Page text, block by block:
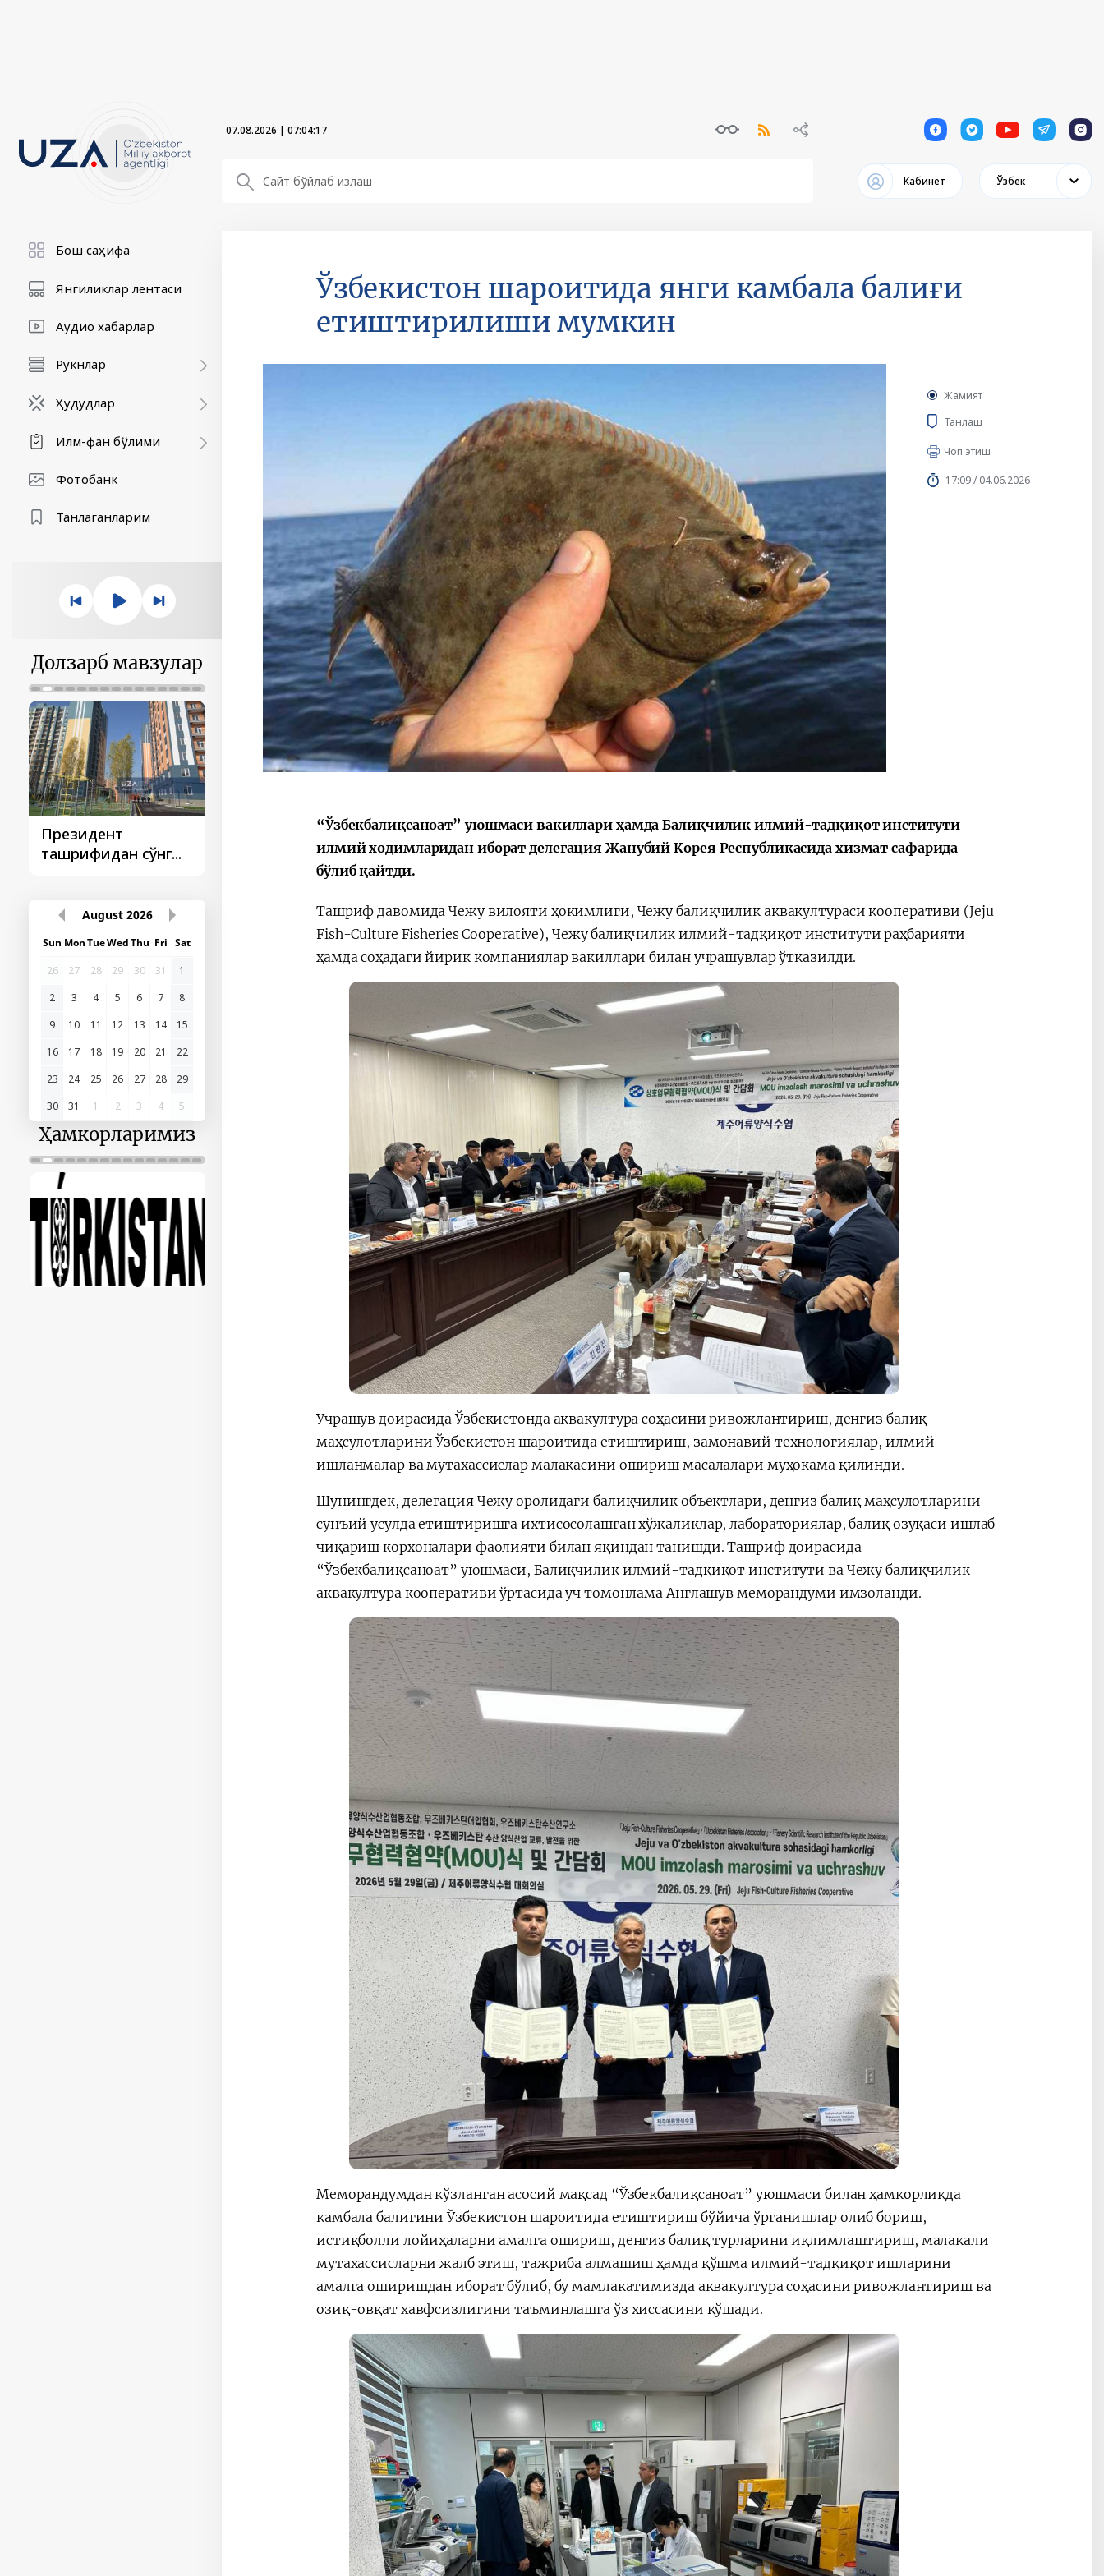
07.08.2026 | 07:04:19 1 1 1 1 1
Кабинет Ўзбек
Бош саҳифа
Янгиликлар лентаси
Аудио хабарлар
Рукнлар
Ҳудудлар
Илм-фан бўлими
Фотобанк
Танлаганларим
Долзарб мавзулар
Президент
ташрифидан сўнг...
ташрифлари
Қарор ва ижро
“Ўзбекистон – 2030”
стратегияси
Президент Шавкат
Мирзиёев
видеоселектор
йиғилишлари
August 2026
Sun MonTueWedThu Fri Sat
26
27 28 29 30 31
1
2
3 4 5 6 7
8
9
10 11 12 13 14
15
16
17 18 19 20 21
22
23
24 25 26 27 28
29
30
31 1 2 3 4 5
Ҳамкорларимиз
Ўзбекистон шароитида янги камбала балиғи
етиштирилиши мумкин
Жамият
Танлаш
Чоп этиш
17:09 / 04.06.2026
“Ўзбекбалиқсаноат” уюшмаси вакиллари ҳамда Балиқчилик илмий-тадқиқот институти
илмий ходимларидан иборат делегация Жанубий Корея Республикасида хизмат сафарида
бўлиб қайтди.
Ташриф давомида Чежу вилояти ҳокимлиги, Чежу балиқчилик аквакултураси кооперативи (Jeju
Fish-Culture Fisheries Cooperative), Чежу балиқчилик илмий-тадқиқот институти раҳбарияти
ҳамда соҳадаги йирик компаниялар вакиллари билан учрашувлар ўтказилди.
Учрашув доирасида Ўзбекистонда аквакултура соҳасини ривожлантириш, денгиз балиқ
маҳсулотларини Ўзбекистон шароитида етиштириш, замонавий технологиялар, илмий-
ишланмалар ва мутахассислар малакасини ошириш масалалари муҳокама қилинди.
Шунингдек, делегация Чежу оролидаги балиқчилик объектлари, денгиз балиқ маҳсулотларини
сунъий усулда етиштиришга ихтисосолашган хўжаликлар, лабораториялар, балиқ озуқаси ишлаб
чиқариш корхоналари фаолияти билан яқиндан танишди. Ташриф доирасида
“Ўзбекбалиқсаноат” уюшмаси, Балиқчилик илмий-тадқиқот институти ва Чежу балиқчилик
аквакултура кооперативи ўртасида уч томонлама Англашув меморандуми имзоланди.
Меморандумдан кўзланган асосий мақсад “Ўзбекбалиқсаноат” уюшмаси билан ҳамкорликда
камбала балиғини Ўзбекистон шароитида етиштириш бўйича ўрганишлар олиб бориш,
истиқболли лойиҳаларни амалга ошириш, денгиз балиқ турларини иқлимлаштириш, малакали
мутахассисларни жалб этиш, тажриба алмашиш ҳамда қўшма илмий-тадқиқот ишларини
амалга оширишдан иборат бўлиб, бу мамлакатимизда аквакултура соҳасини ривожлантириш ва
озиқ-овқат хавфсизлигини таъминлашга ўз хиссасини қўшади.